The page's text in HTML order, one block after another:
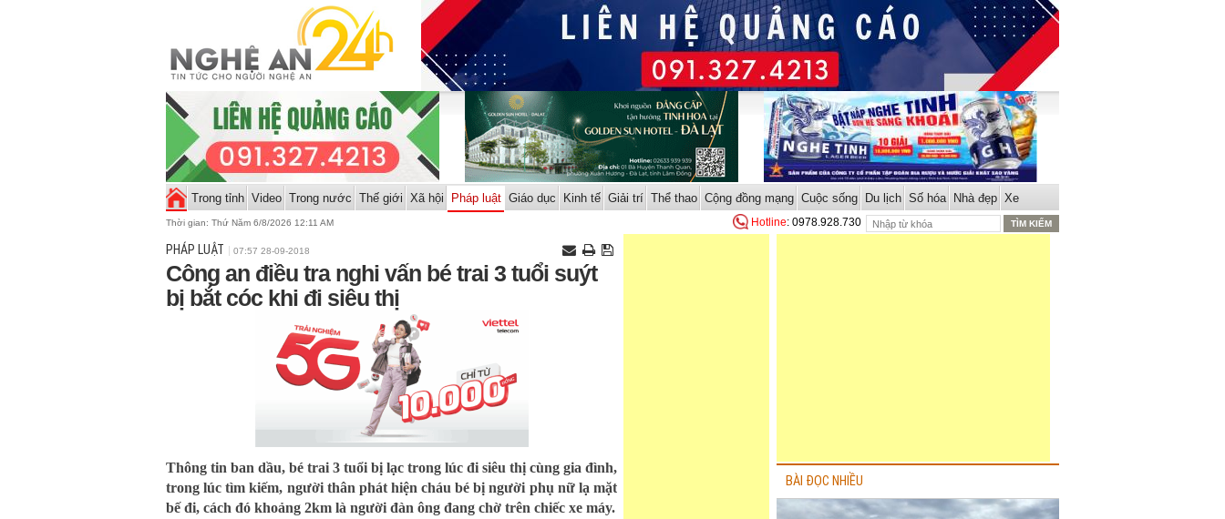
Trong tỉnh Video Trong nước Thế giới Xã hội Pháp luật Giáo dục Kinh tế Giải trí Thể thao Cộng đồng mạng Cuộc sống Du lịch Số hóa Nhà đẹp Xe
Thời gian: Thứ Năm 6/8/2026 12:11 AM Hotline: 0978.928.730
PHÁP LUẬT 07:57 28-09-2018
Công an điều tra nghi vấn bé trai 3 tuổi suýt
bị bắt cóc khi đi siêu thị
Thông tin ban dầu, bé trai 3 tuổi bị lạc trong lúc đi siêu thị cùng gia đình,
trong lúc tìm kiếm, người thân phát hiện cháu bé bị người phụ nữ lạ mặt
bế đi, cách đó khoảng 2km là người đàn ông đang chờ trên chiếc xe máy.
BÀI ĐỌC NHIỀU